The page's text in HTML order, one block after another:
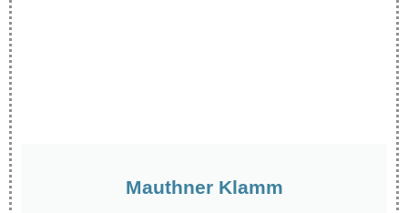
Mauthner Klamm